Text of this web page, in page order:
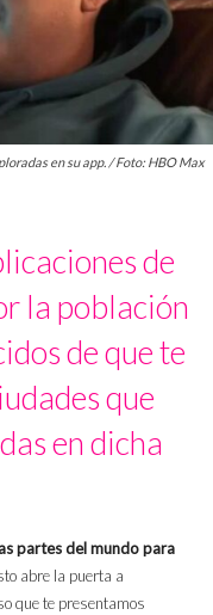
en su app. / Foto: HBO Max
de
la población
de que te
que
en dicha
partes del mundo para
abre la puerta a
que te presentamos